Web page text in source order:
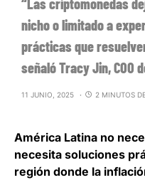
nicho o limitado a
prácticas que
señaló Tracy Jin, COO
11 JUNIO, 2025 2 MINUTOS
América Latina no
necesita soluciones
región donde la